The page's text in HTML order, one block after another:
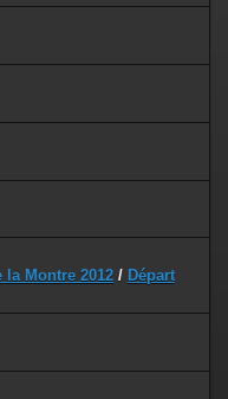
la Montre 2012 / Départ